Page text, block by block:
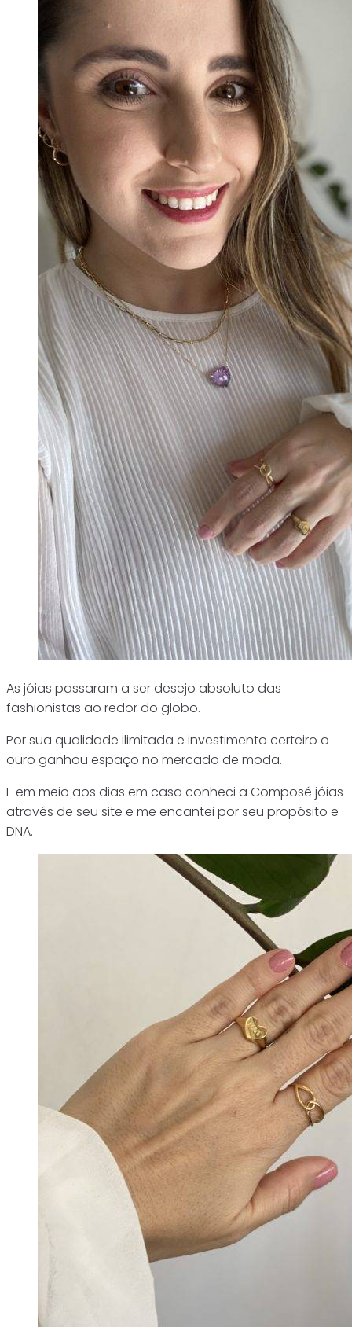
As jóias passaram a ser desejo absoluto das
fashionistas ao redor do globo.
Por sua qualidade ilimitada e investimento certeiro o
ouro ganhou espaço no mercado de moda.
E em meio aos dias em casa conheci a Composé jóias
através de seu site e me encantei por seu propósito e
DNA.